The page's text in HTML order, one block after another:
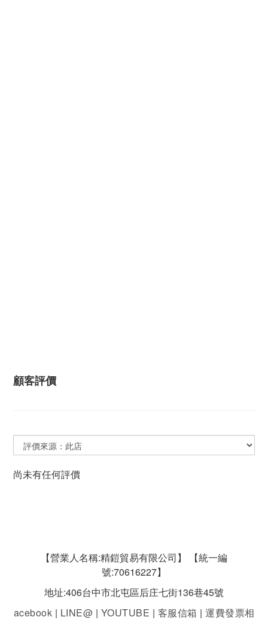
顧客評價
尚未有任何評價
【營業人名稱:精鎧貿易有限公司】 【統一編
號:70616227】
地址:406台中市北屯區后庄七街136巷45號
acebook | LINE@ | YOUTUBE | 客服信箱 | 運費發票相